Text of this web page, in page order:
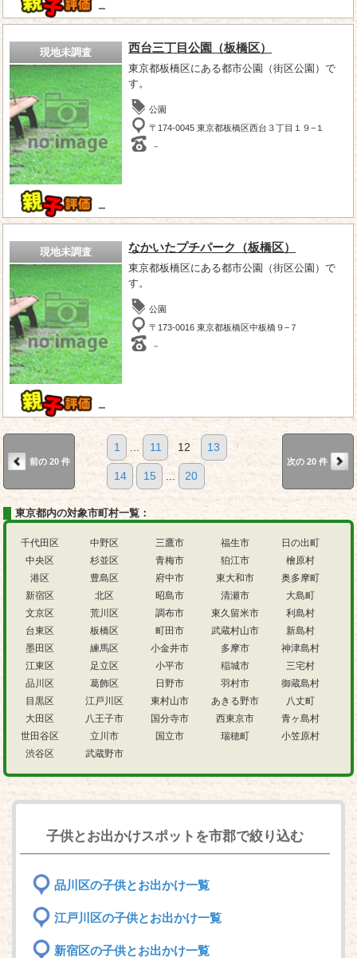
－
現地未調査
－
西台三丁目公園（板橋区）
東京都板橋区にある都市公園（街区公園）で
す。
公園
〒174-0045 東京都板橋区西台３丁目１９−１
－
現地未調査
－
なかいたプチパーク（板橋区）
東京都板橋区にある都市公園（街区公園）で
す。
公園
〒173-0016 東京都板橋区中板橋９−７
－
前の 20 件
1 ... 11 12 13
14 15 ... 20
次の 20 件
東京都内の対象市町村一覧：
千代田区
中央区
港区
新宿区
文京区
台東区
墨田区
江東区
品川区
目黒区
大田区
世田谷区
渋谷区
中野区
杉並区
豊島区
北区
荒川区
板橋区
練馬区
足立区
葛飾区
江戸川区
八王子市
立川市
武蔵野市
三鷹市
青梅市
府中市
昭島市
調布市
町田市
小金井市
小平市
日野市
東村山市
国分寺市
国立市
福生市
狛江市
東大和市
清瀬市
東久留米市
武蔵村山市
多摩市
稲城市
羽村市
あきる野市
西東京市
瑞穂町
日の出町
檜原村
奥多摩町
大島町
利島村
新島村
神津島村
三宅村
御蔵島村
八丈町
青ヶ島村
小笠原村
子供とお出かけスポットを市郡で絞り込む
品川区の子供とお出かけ一覧
江戸川区の子供とお出かけ一覧
新宿区の子供とお出かけ一覧